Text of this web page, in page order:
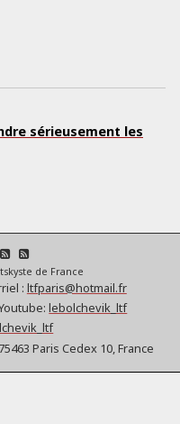
sérieusement les
de France
: ltfparis@hotmail.fr
lebolchevik_ltf
Paris Cedex 10, France